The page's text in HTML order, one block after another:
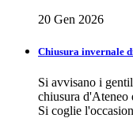
20 Gen 2026
Chiusura invernale
Si avvisano i
chiusura d'Ateneo
Si coglie